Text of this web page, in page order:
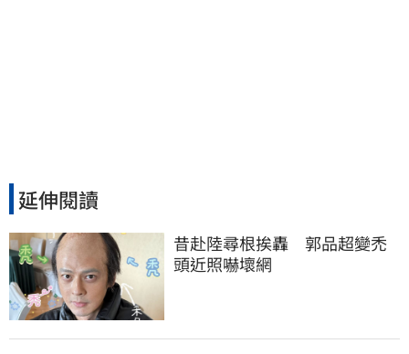
延伸閱讀
昔赴陸尋根挨轟　郭品超變禿
頭近照嚇壞網